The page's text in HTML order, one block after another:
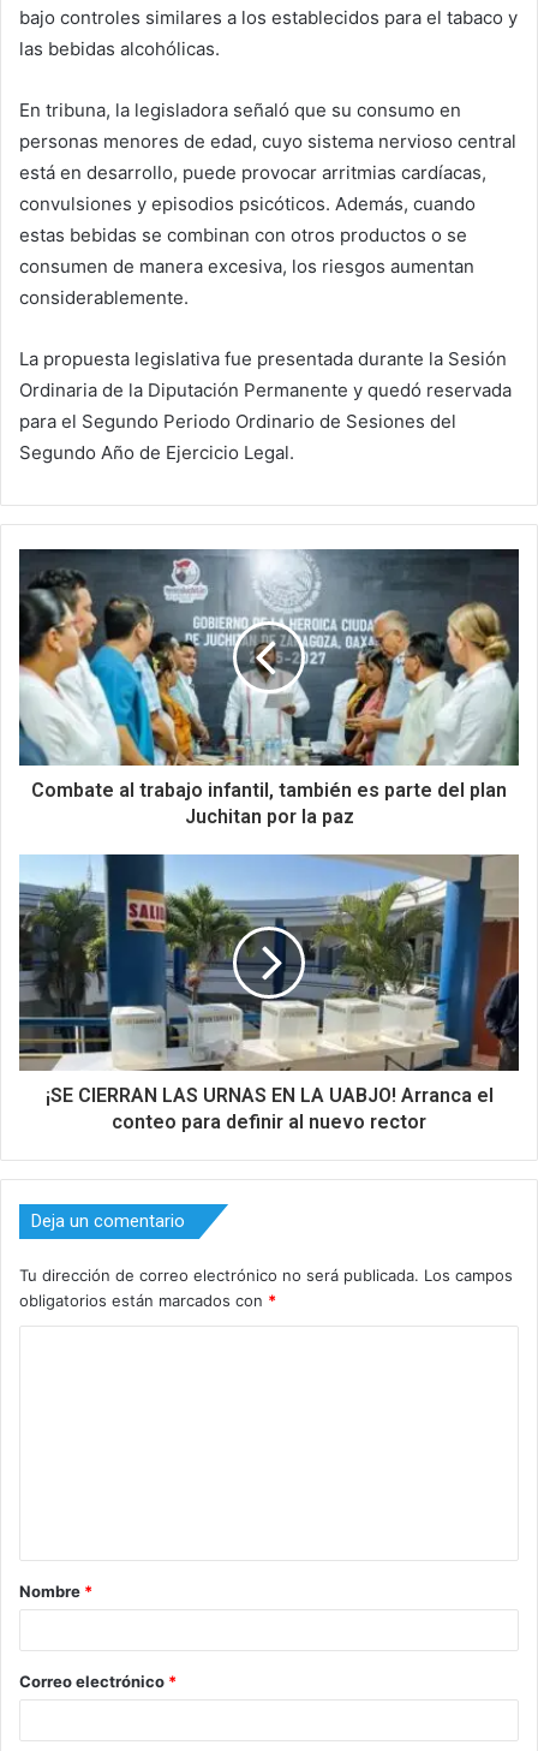
bajo controles similares a los establecidos para el tabaco y
las bebidas alcohólicas.
En tribuna, la legisladora señaló que su consumo en
personas menores de edad, cuyo sistema nervioso central
está en desarrollo, puede provocar arritmias cardíacas,
convulsiones y episodios psicóticos. Además, cuando
estas bebidas se combinan con otros productos o se
consumen de manera excesiva, los riesgos aumentan
considerablemente.
La propuesta legislativa fue presentada durante la Sesión
Ordinaria de la Diputación Permanente y quedó reservada
para el Segundo Periodo Ordinario de Sesiones del
Segundo Año de Ejercicio Legal.
Combate al trabajo infantil, también es parte del plan
Juchitan por la paz
¡SE CIERRAN LAS URNAS EN LA UABJO! Arranca el
conteo para definir al nuevo rector
Deja un comentario
Tu dirección de correo electrónico no será publicada. Los campos
obligatorios están marcados con *
a
r
*
Nombre *
Correo electrónico *